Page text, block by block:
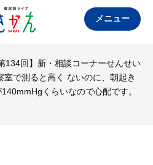
メニュー
第134回】新・相談コーナーせんせい
で測ると高く ないのに、朝起き
くらいなので心配です。